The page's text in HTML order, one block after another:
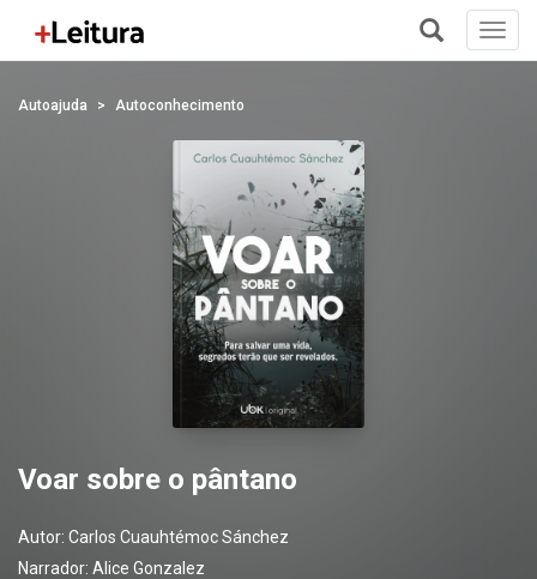
Autoajuda Autoconhecimento
Voar sobre o pântano
Autor: Carlos Cuauhtémoc Sánchez
Narrador: Alice Gonzalez